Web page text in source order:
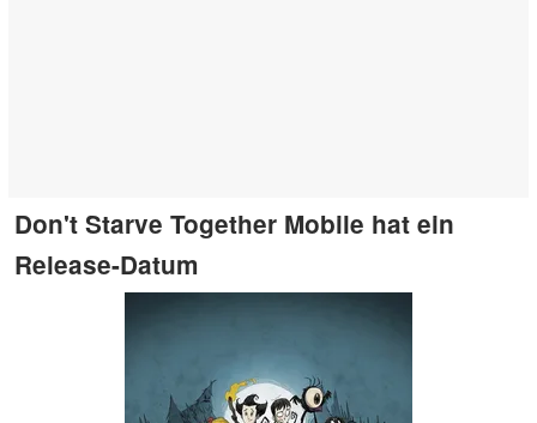
Don't Starve Together Mobile hat ein
Release-Datum